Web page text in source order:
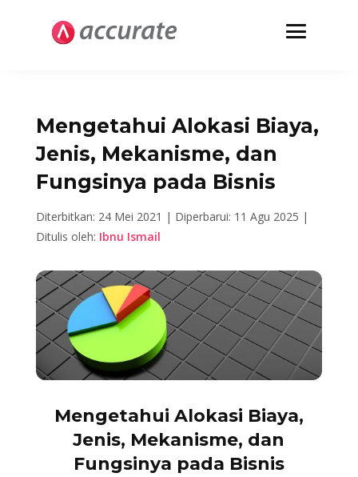
Mengetahui Alokasi Biaya,
Jenis, Mekanisme, dan
Fungsinya pada Bisnis
Diterbitkan: 24 Mei 2021 | Diperbarui: 11 Agu 2025 |
Ditulis oleh: Ibnu Ismail
Mengetahui Alokasi Biaya,
Jenis, Mekanisme, dan
Fungsinya pada Bisnis